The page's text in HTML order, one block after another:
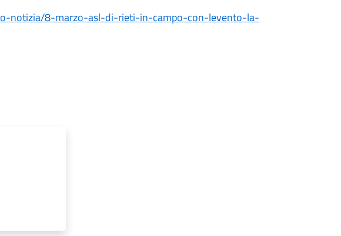
notizia/8-marzo-asl-di-rieti-in-campo-con-levento-la-